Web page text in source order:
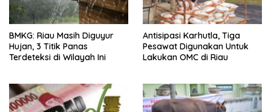
BMKG: Riau Masih Diguyur
Hujan, 3 Titik Panas
Terdeteksi di Wilayah Ini
Antisipasi Karhutla, Tiga
Pesawat Digunakan Untuk
Lakukan OMC di Riau